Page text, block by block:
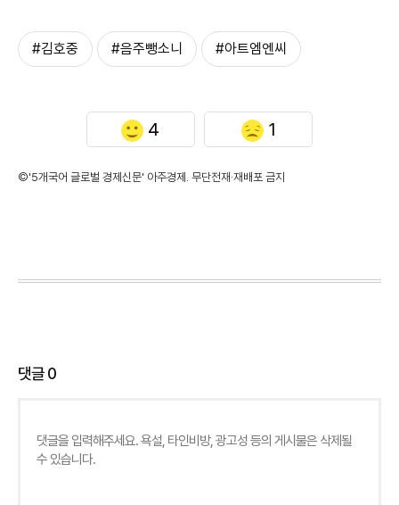
#김호중 #음주뺑소니 #아트엠엔씨
4 1
©'5개국어 글로벌 경제신문' 아주경제. 무단전재·재배포 금지
댓글0